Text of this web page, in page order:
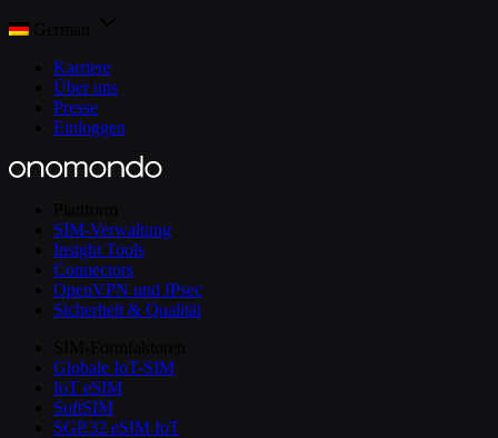
Karriere
Über uns
Presse
Einloggen
SIM-Verwaltung
Insight Tools
Connectors
OpenVPN und IPsec
Sicherheit & Qualität
Globale IoT-SIM
IoT eSIM
SoftSIM
SGP.32 eSIM IoT